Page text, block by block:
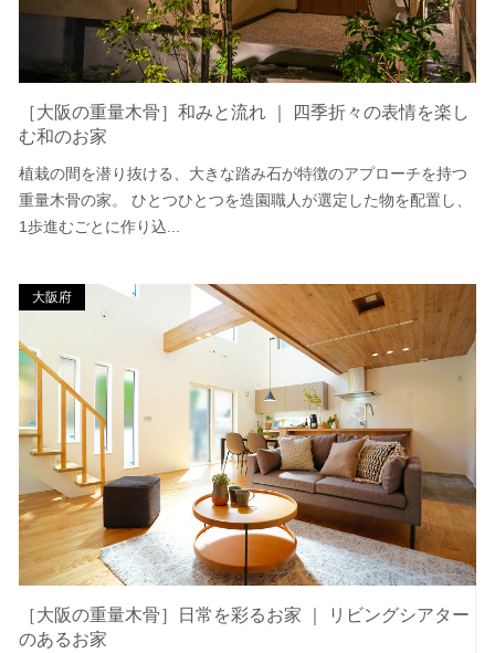
［大阪の重量木骨］和みと流れ ｜ 四季折々の表情を楽し
む和のお家
植栽の間を潜り抜ける、大きな踏み石が特徴のアプローチを持つ
重量木骨の家。 ひとつひとつを造園職人が選定した物を配置し、
1歩進むごとに作り込...
大阪府
［大阪の重量木骨］日常を彩るお家 ｜ リビングシアター
のあるお家